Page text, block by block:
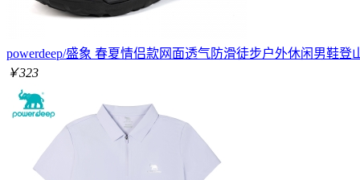
powerdeep/盛象 春夏情侣款网面透气防滑徒步户外休闲男鞋登
￥323